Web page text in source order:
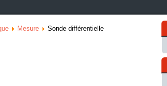
Mesure Sonde différentielle